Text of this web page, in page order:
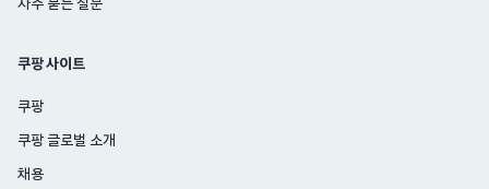
자주 묻는 질문
쿠팡 사이트
쿠팡
쿠팡 글로벌 소개
채용